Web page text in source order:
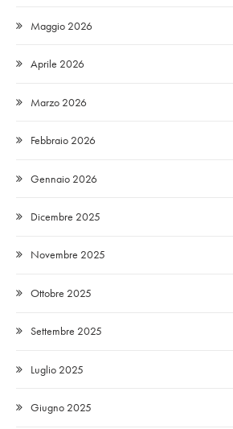
Maggio 2026
Aprile 2026
Marzo 2026
Febbraio 2026
Gennaio 2026
Dicembre 2025
Novembre 2025
Ottobre 2025
Settembre 2025
Luglio 2025
Giugno 2025